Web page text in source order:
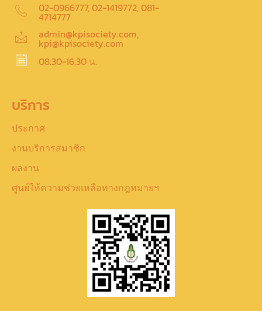
02-0966777, 02-1419772, 081-
4714777
admin@kpisociety.com,
kpi@kpisociety.com
08.30-16.30 น.
บริการ
ประกาศ
งานบริการสมาชิก
ผลงาน
ศูนย์ให้ความช่วยเหลือทางกฎหมายฯ